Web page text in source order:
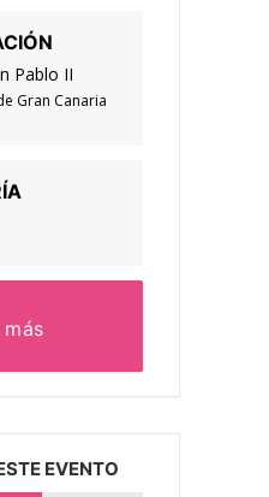
Pablo II
Gran Canaria
más
EVENTO